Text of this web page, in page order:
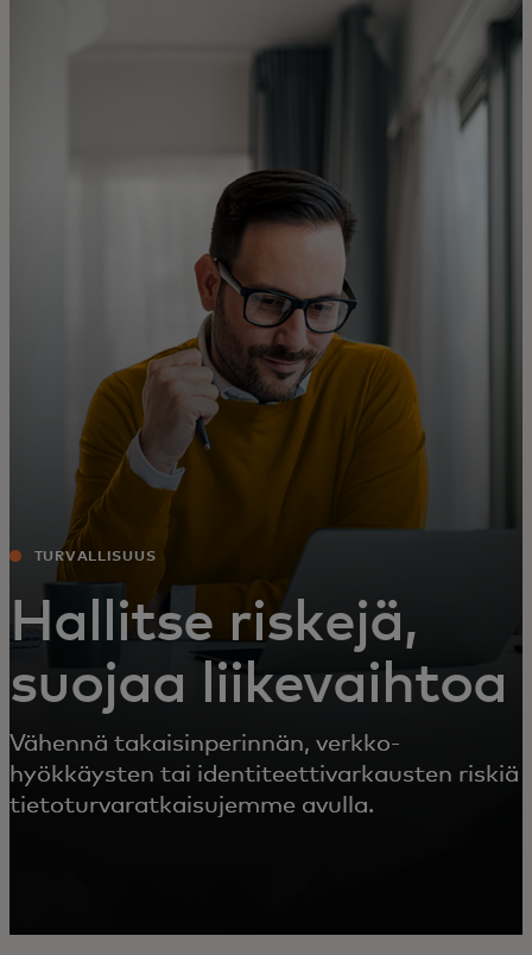
Innovaattoreille
Uutiset ja trendit
TURVALLISUUS
Hallitse riskejä,
suojaa liikevaihtoa
Vähennä takaisinperinnän, verkko­
hyökkäysten tai identiteetti­varkausten riskiä
tietoturva­ratkaisujemme avulla.